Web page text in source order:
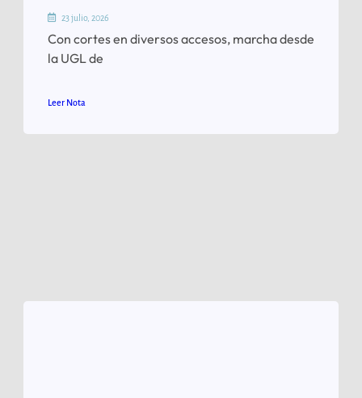
23 julio, 2026
Con cortes en diversos accesos, marcha desde
la UGL de
Leer Nota